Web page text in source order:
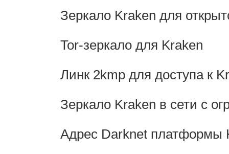
Зеркало Kraken для
Tor-зеркало для Kraken
Линк 2kmp для доступа к
Зеркало Kraken в сети с
Адрес Darknet платформы